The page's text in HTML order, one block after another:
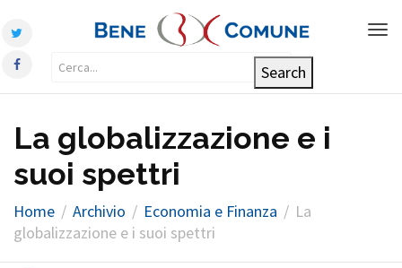
La globalizzazione e i
suoi spettri
Home Archivio Economia e Finanza
La
globalizzazione e i suoi spettri